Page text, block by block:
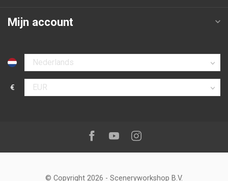
Mijn account
Selecteer taal
€
Selecteer valuta
Volg ons op:Facebook
YoutubeInstagram
© Copyright 2026 - Sceneryworkshop B.V.